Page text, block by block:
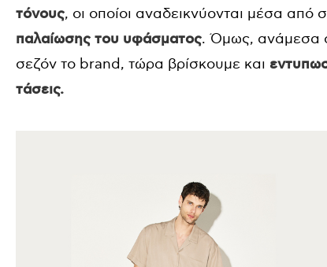
τόνους, οι οποίοι αναδεικνύονται μέσα από
παλαίωσης του υφάσματος. Όμως, ανάμεσα
σεζόν το brand, τώρα βρίσκουμε και
τάσεις.